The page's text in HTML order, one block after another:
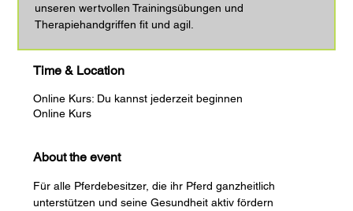
unseren wertvollen Trainingsübungen und
Therapiehandgriffen fit und agil.
Time & Location
Online Kurs: Du kannst jederzeit beginnen
Online Kurs
About the event
Für alle Pferdebesitzer, die ihr Pferd ganzheitlich
unterstützen und seine Gesundheit aktiv fördern